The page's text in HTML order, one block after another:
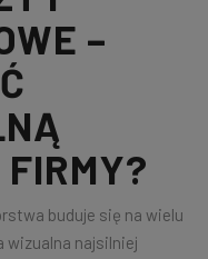
–
buduje się na wielu
wizualna najsilniej